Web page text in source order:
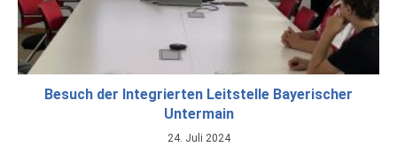
Besuch der Integrierten Leitstelle Bayerischer
Untermain
24. Juli 2024